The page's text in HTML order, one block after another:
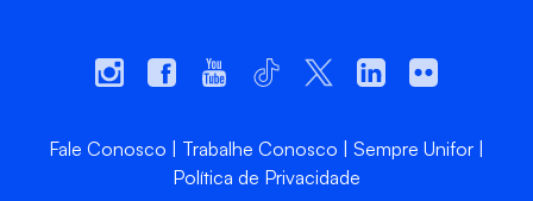
Fale Conosco Trabalhe Conosco
Sempre Unifor
Política de Privacidade